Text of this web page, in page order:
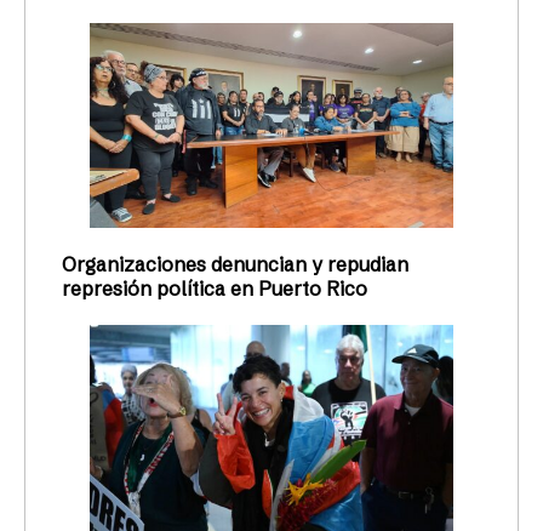
Organizaciones denuncian y repudian
represión política en Puerto Rico